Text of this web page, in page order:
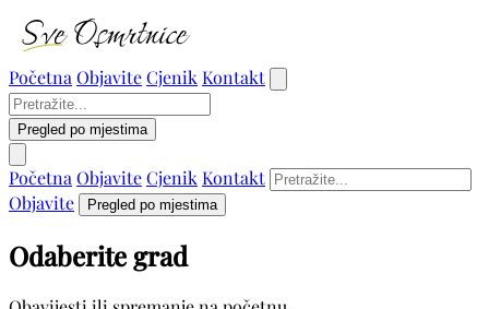
Početna ObjaviteCjenik Kontakt
Pregled po mjestima
Početna ObjaviteCjenik Kontakt
Objavite
Pregled po mjestima
Odaberite grad